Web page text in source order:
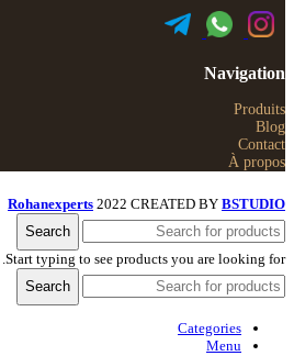
Navigation
Produits
Blog
Contact
À propos
Rohanexperts 2022 CREATED BY BSTUDIO
Search
Start typing to see products you are looking for.
Search
Categories
Menu